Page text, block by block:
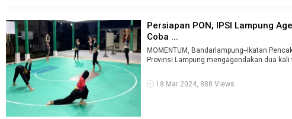
Persiapan PON, IPSI Lampung
Coba ...
MOMENTUM, Bandarlampung--Ikatan
Provinsi Lampung mengagendakan dua kali
18 Mar 2024, 888 Views